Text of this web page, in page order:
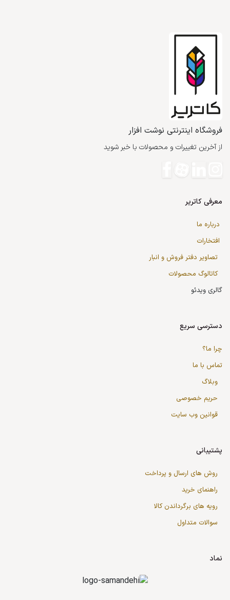
فروشگاه اینترنتی نوشت افزار
از آخرین تغییرات و محصولات با خبر شوید
معرفی کاتریر
درباره ما
افتخارات
تصاویر دفتر فروش و انبار
کاتالوگ محصولات
گالری ویدئو
دسترسی سریع
چرا ما؟
تماس با ما
وبلاگ
حریم خصوصی
قوانین وب سایت
پشتیبانی
روش های ارسال و پرداخت
راهنمای خرید
رویه های برگرداندن کالا
سوالات متداول
نماد